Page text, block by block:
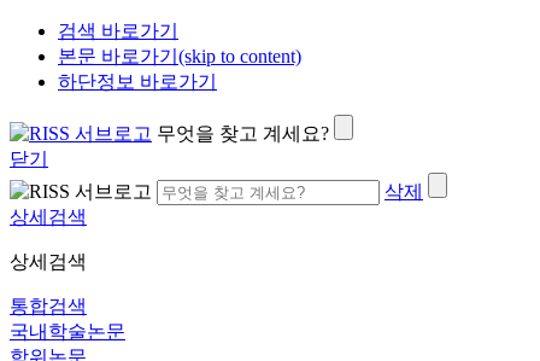
검색 바로가기
본문 바로가기(skip to content)
하단정보 바로가기
무엇을 찾고 계세요?
닫기
삭제
상세검색
상세검색
통합검색
국내학술논문
학위논문